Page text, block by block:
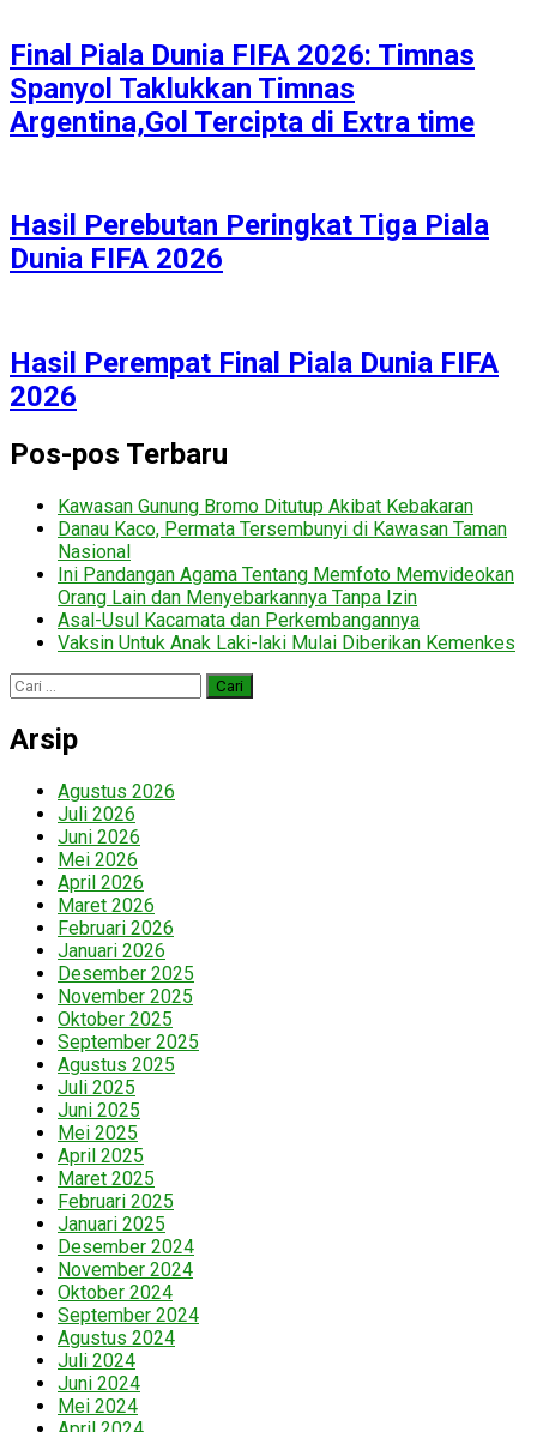
Final Piala Dunia FIFA 2026: Timnas
Spanyol Taklukkan Timnas
Argentina,Gol Tercipta di Extra time
Hasil Perebutan Peringkat Tiga Piala
Dunia FIFA 2026
Hasil Perempat Final Piala Dunia FIFA
2026
Pos-pos Terbaru
Kawasan Gunung Bromo Ditutup Akibat Kebakaran
Danau Kaco, Permata Tersembunyi di Kawasan Taman
Nasional
Ini Pandangan Agama Tentang Memfoto Memvideokan
Orang Lain dan Menyebarkannya Tanpa Izin
Asal-Usul Kacamata dan Perkembangannya
Vaksin Untuk Anak Laki-laki Mulai Diberikan Kemenkes
Cari
untuk:
Arsip
Agustus 2026
Juli 2026
Juni 2026
Mei 2026
April 2026
Maret 2026
Februari 2026
Januari 2026
Desember 2025
November 2025
Oktober 2025
September 2025
Agustus 2025
Juli 2025
Juni 2025
Mei 2025
April 2025
Maret 2025
Februari 2025
Januari 2025
Desember 2024
November 2024
Oktober 2024
September 2024
Agustus 2024
Juli 2024
Juni 2024
Mei 2024